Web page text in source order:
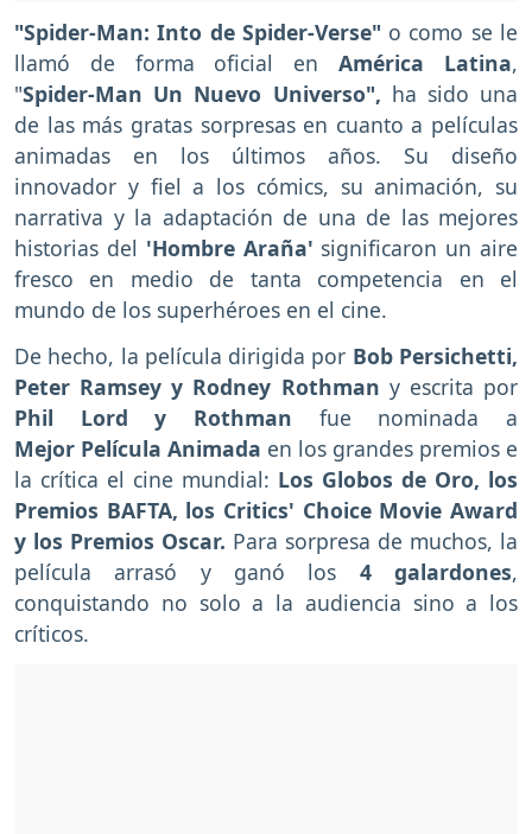
"Spider-Man: Into de Spider-Verse" o como se le
llamó de forma oficial enAmérica Latina,
"Spider-Man Un Nuevo Universo", ha sido una
de las más gratas sorpresas en cuanto a películas
animadas en los últimos años. Su diseño
innovador y fiel a los cómics, su animación, su
narrativa y la adaptación de una de las mejores
historias del 'Hombre Araña' significaron un aire
fresco en medio de tanta competencia en el
mundo de los superhéroes en el cine.
De hecho, la película dirigida por Bob Persichetti,
Peter Ramsey y Rodney Rothman y escrita por
Phil Lord y Rothman fue nominada a
Mejor Película Animada en los grandes premios e
la crítica el cine mundial: Los Globos de Oro, los
Premios BAFTA, los Critics' Choice Movie Award
y los Premios Oscar. Para sorpresa de muchos, la
película arrasó y ganó los 4 galardones,
conquistando no solo a la audiencia sino a los
críticos.